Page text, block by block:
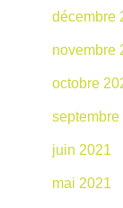
décembre
novembre
octobre
septembre
juin 2021
mai 2021